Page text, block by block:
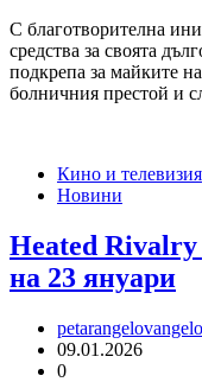
С благотворителна
средства за своята
подкрепа за майките
болничния престой и
Кино и телевизия
Новини
Heated
на 23 януари
09.01.2026
0